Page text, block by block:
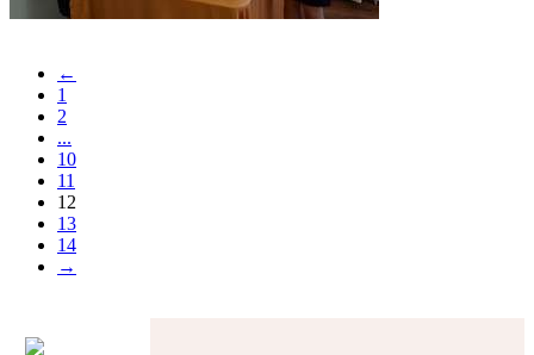
←
1
2
...
10
11
12
13
14
→